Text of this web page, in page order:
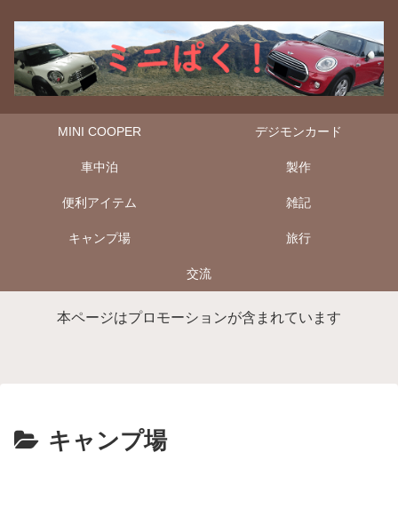
MINI COOPER デジモンカード
車中泊 製作
便利アイテム 雑記
キャンプ場 旅行
交流
本ページはプロモーションが含まれています
キャンプ場